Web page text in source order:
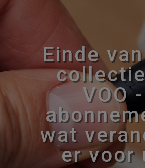
Einde
VOO -
wat
er voor